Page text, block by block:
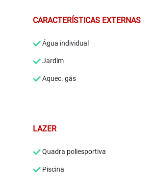
CARACTERÍSTICAS EXTERNAS
Água individual
Jardim
Aquec. gás
LAZER
Quadra poliesportiva
Piscina